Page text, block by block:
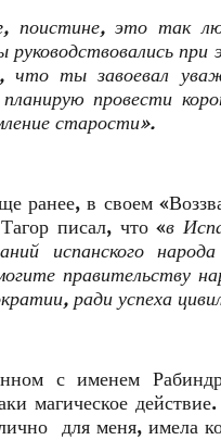
поистине, это так
что ты завоевал
провести
старости».
ранее, в своем
писал, что «в
испанского
правительству
ради успеха
с именем
магическое
для меня, имела